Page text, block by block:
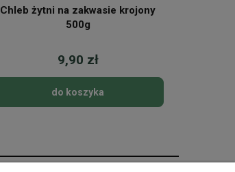
Chleb żytni na zakwasie krojony
500g
9,90 zł
do koszyka